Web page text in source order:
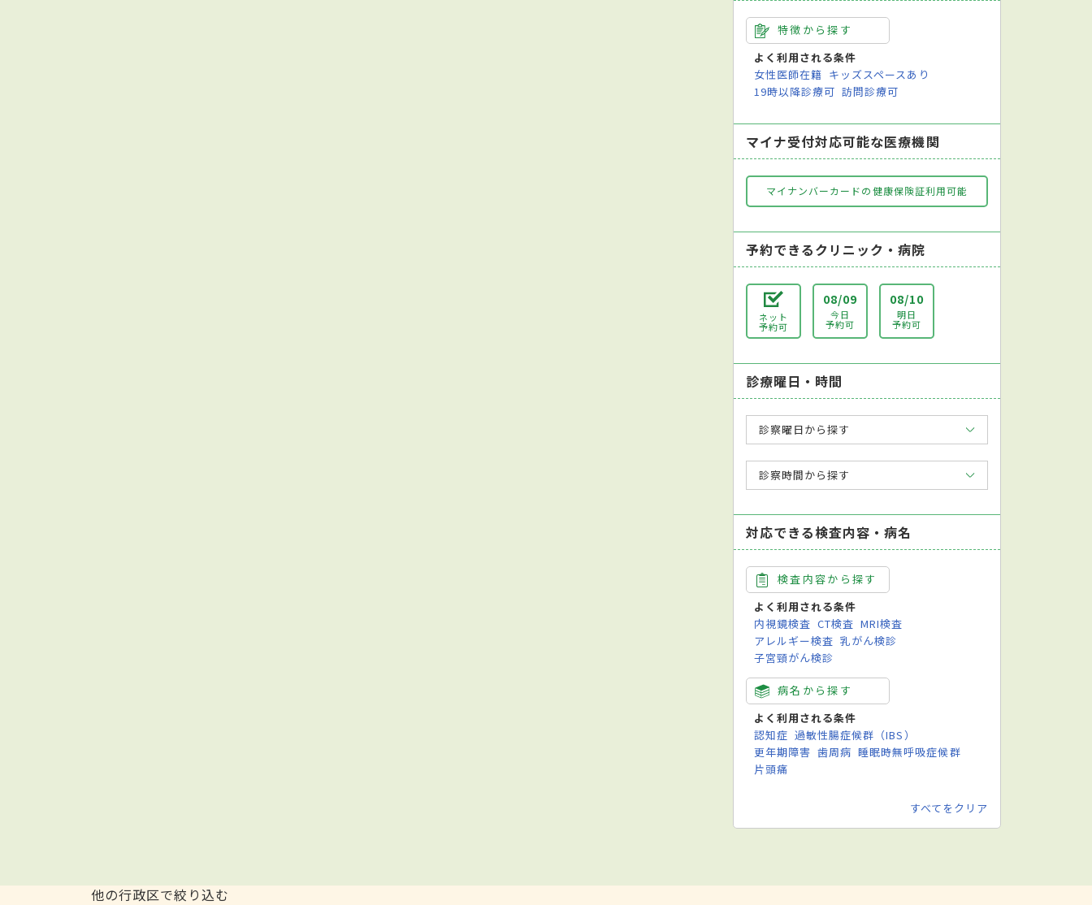
特徴から探す
よく利用される条件
女性医師在籍 キッズスペースあり
19時以降診療可 訪問診療可
マイナ受付対応可能な医療機関
マイナンバーカードの健康保険証利用可能
予約できるクリニック・病院
ネット
予約可
08/09
今日
予約可
08/10
明日
予約可
診療曜日・時間
診察曜日から探す
診察時間から探す
対応できる検査内容・病名
検査内容から探す
よく利用される条件
内視鏡検査 CT検査 MRI検査
アレルギー検査 乳がん検診
子宮頸がん検診
病名から探す
よく利用される条件
認知症 過敏性腸症候群（IBS）
更年期障害 歯周病 睡眠時無呼吸症候群
片頭痛
すべてをクリア
他の行政区で絞り込む